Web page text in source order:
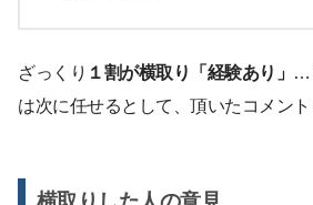
ざっくり １割が横取り「経験あり」 …
は次に任せるとして、頂いたコメント